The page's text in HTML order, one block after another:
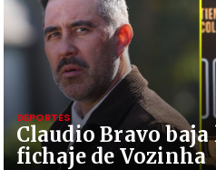
Claudio Bravo
fichaje de Vozinha
DEPORTES